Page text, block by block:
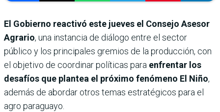
El Gobierno reactivó este jueves el Consejo Asesor
Agrario, una instancia de diálogo entre el sector
público y los principales gremios de la producción, con
el objetivo de coordinar políticas para enfrentar los
desafíos que plantea el próximo fenómeno El Niño,
además de abordar otros temas estratégicos para el
agro paraguayo.